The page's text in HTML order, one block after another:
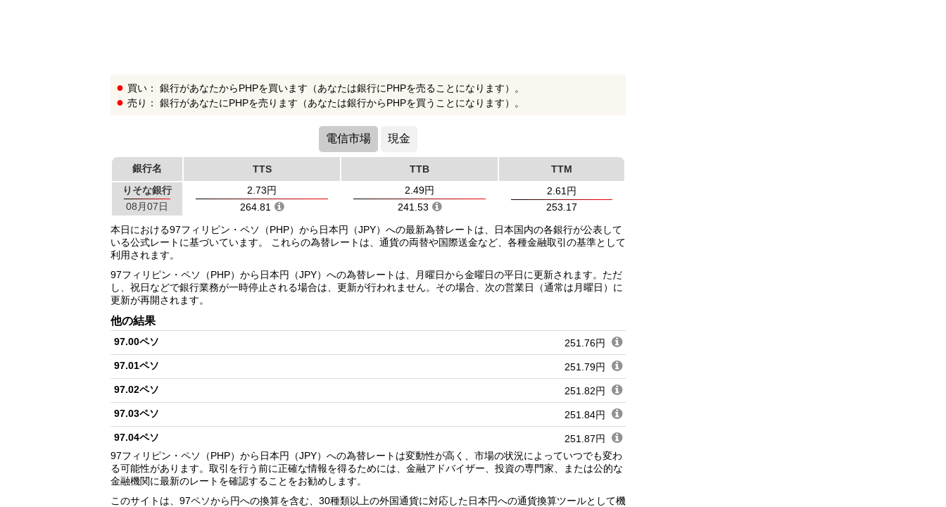
買い： 銀行があなたからPHPを買います（あなたは銀行にPHPを売ることになります）。
売り： 銀行があなたにPHPを売ります（あなたは銀行からPHPを買うことになります）。
電信市場 現金
銀行名 TTS TTB
TTM
りそな銀行
08月07日
2.73円
264.81
2.49円
241.53
2.61円
253.17
本日における97フィリピン・ペソ（PHP）から日本円（JPY）への最新為替レートは、日本国内の各銀行が公表して
いる公式レートに基づいています。 これらの為替レートは、通貨の両替や国際送金など、各種金融取引の基準として
利用されます。
97フィリピン・ペソ（PHP）から日本円（JPY）への為替レートは、月曜日から金曜日の平日に更新されます。ただ
し、祝日などで銀行業務が一時停止される場合は、更新が行われません。その場合、次の営業日（通常は月曜日）に
更新が再開されます。
他の結果
97.00ペソ
251.76円
97.01ペソ
251.79円
97.02ペソ
251.82円
97.03ペソ
251.84円
97.04ペソ
251.87円
97.05ペソ
251.89円
97.06ペソ
97フィリピン・ペソ（PHP）から日本円（JPY）への為替レートは変動性が高く、市場の状況によっていつでも変わ
る可能性があります。取引を行う前に正確な情報を得るためには、金融アドバイザー、投資の専門家、または公的な
金融機関に最新のレートを確認することをお勧めします。
このサイトは、97ペソから円への換算を含む、30種類以上の外国通貨に対応した日本円への通貨換算ツールとして機